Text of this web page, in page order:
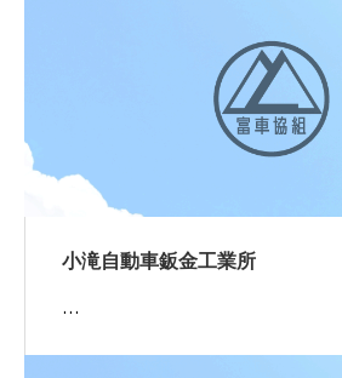
小滝自動車鈑金工業所
…